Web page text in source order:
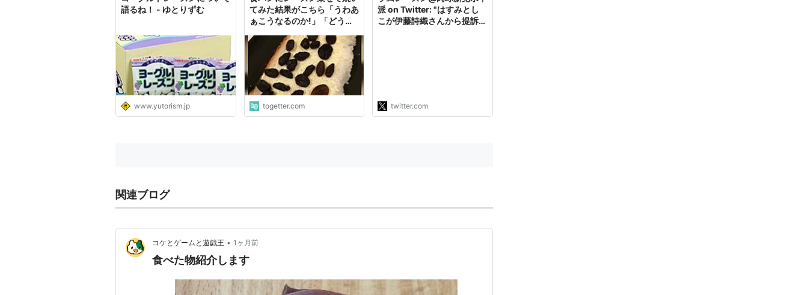
語るね！ - ゆとりずむ
www.yutorism.jp
てみた結果がこちら「うわあ
ぁこうなるのか!」「どうい
togetter.com
派 on Twitter: "はすみとし
こが伊藤詩織さんから提訴さ
田隆将、加藤清隆、はすみと
しこ…
twitter.com
関連ブログ
コケとゲームと遊戯王 • 1ヶ月前
食べた物紹介します